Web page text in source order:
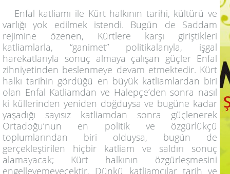
Enfal katliamı ile Kürt halkının tarihi, kültürü ve
varlığı yok edilmek istendi. Bugün de Saddam
rejimine özenen, Kürtlere karşı giriştikleri
katliamlarla, “ganimet” politikalarıyla, işgal
harekatlarıyla sonuç almaya çalışan güçler Enfal
zihniyetinden beslenmeye devam etmektedir. Kürt
halkı tarihin gördüğü en büyük katliamlardan biri
olan Enfal Katliamdan ve Halepçe’den sonra nasıl
ki küllerinden yeniden doğduysa ve bugüne kadar
yaşadığı sayısız katliamdan sonra güçlenerek
Ortadoğu’nun en politik ve özgürlükçü
toplumlarından biri olduysa, bugün de
gerçekleştirilen hiçbir katliam ve saldırı sonuç
alamayacak; Kürt halkının özgürleşmesini
engelleyemeyecektir. Dünkü katliamcılar tarih ve